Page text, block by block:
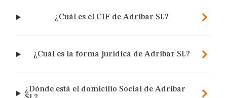
¿Cuál es el CIF de Adribar Sl.?
¿Cuál es la forma jurídica de Adribar Sl.?
¿Dónde está el domicilio Social de Adribar